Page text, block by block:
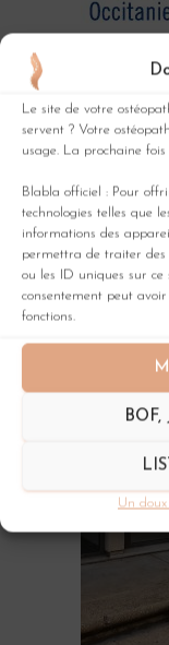
Le site de votre
servent ? Votre
usage. La prochaine
Blabla officiel : Pour
technologies telles que
informations des
permettra de traiter des
ou les ID uniques sur
consentement peut
fonctions.
BOF,
Un doux
Florence
l’agence
Des